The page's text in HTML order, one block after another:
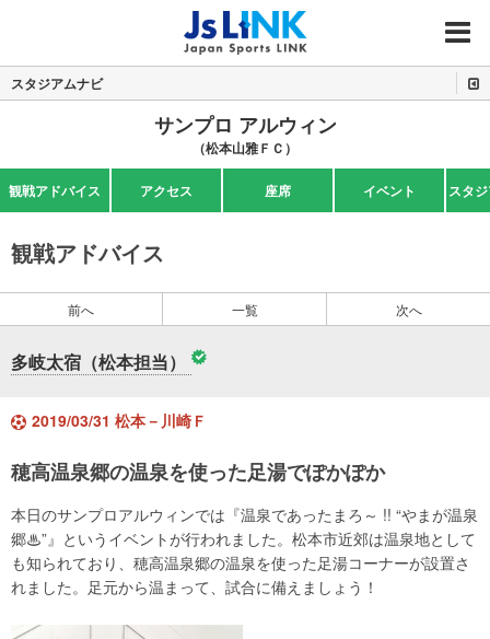
MENU
スタジアムナビ
サンプロ アルウィン
（松本山雅ＦＣ）
観戦アドバイス アクセス 座席 イベント スタ
観戦アドバイス
前へ 一覧 次へ
多岐太宿（松本担当）
2019/03/31 松本－川崎Ｆ
穂高温泉郷の温泉を使った足湯でぽかぽか
本日のサンプロアルウィンでは『温泉であったまろ～ !! “やまが温泉
郷♨”』というイベントが行われました。松本市近郊は温泉地として
も知られており、穂高温泉郷の温泉を使った足湯コーナーが設置さ
れました。足元から温まって、試合に備えましょう！